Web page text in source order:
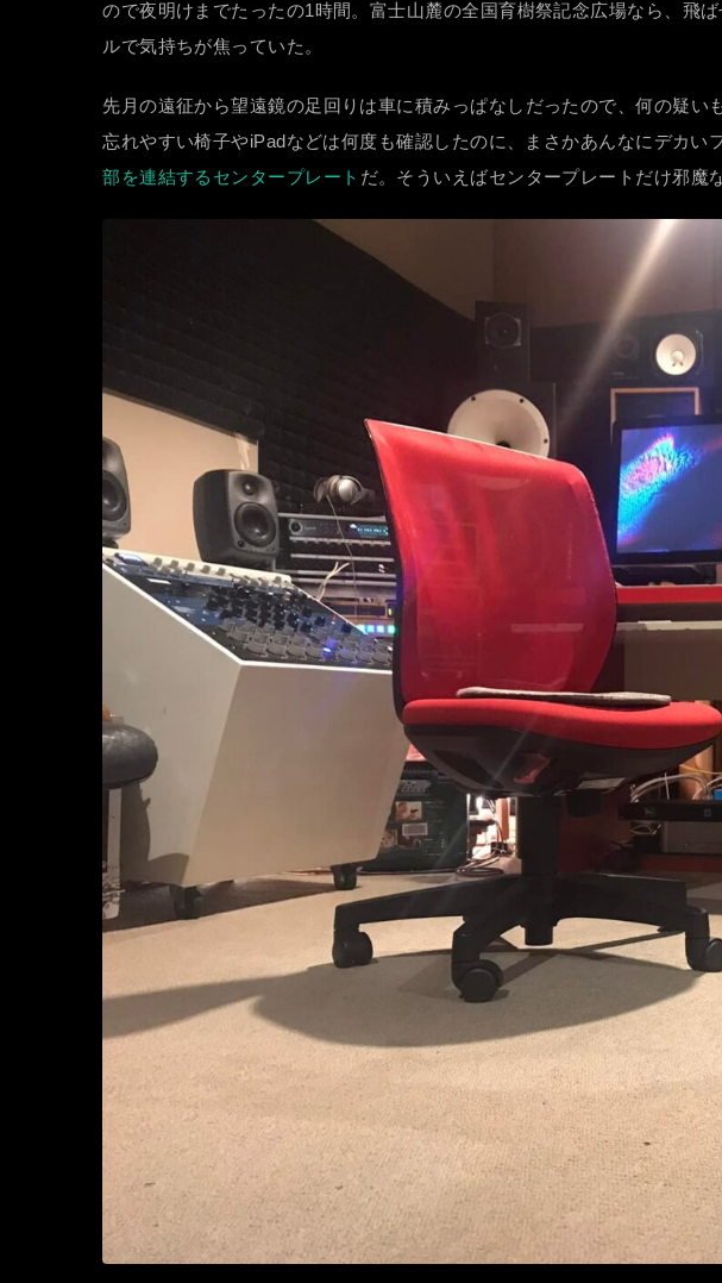
ので夜明けまでたったの1時間。富士山麓の全国育樹祭記念広場なら、飛
ルで気持ちが焦っていた。
先月の遠征から望遠鏡の足回りは車に積みっぱなしだったので、何の疑
忘れやすい椅子やiPadなどは何度も確認したのに、まさかあんなにデカ
部を連結するセンタープレート だ。そういえばセンタープレートだけ邪魔